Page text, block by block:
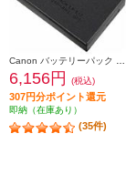
6,156円 (税込)
307円分ポイント還元
即納（在庫あり）
(35件)